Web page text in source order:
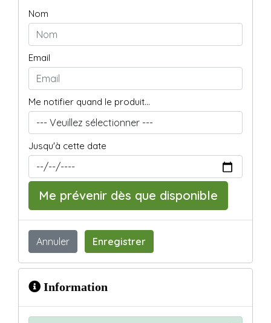
Nom
Email
Me notifier quand le produit...
Jusqu'à cette date
Me prévenir dès que disponible
Annuler Enregistrer
Information